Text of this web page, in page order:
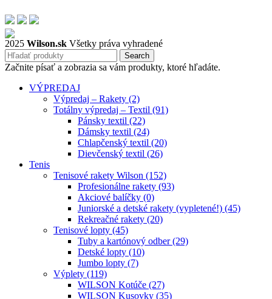
2025 Wilson.sk Všetky práva vyhradené
Search
Začnite písať a zobrazia sa vám produkty, ktoré hľadáte.
VÝPREDAJ
Výpredaj – Rakety (2)
Totálny výpredaj – Textil (91)
Pánsky textil (22)
Dámsky textil (24)
Chlapčenský textil (20)
Dievčenský textil (26)
Tenis
Tenisové rakety Wilson (152)
Profesionálne rakety (93)
Akciové balíčky (0)
Juniorské a detské rakety (vypletené!) (45)
Rekreačné rakety (20)
Tenisové lopty (45)
Tuby a kartónový odber (29)
Detské lopty (10)
Jumbo lopty (7)
Výplety (119)
WILSON Kotúče (27)
WILSON Kusovky (35)